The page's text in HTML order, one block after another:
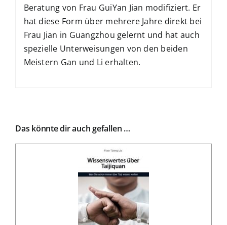
Beratung von Frau GuiYan Jian modifiziert. Er
hat diese Form über mehrere Jahre direkt bei
Frau Jian in Guangzhou gelernt und hat auch
spezielle Unterweisungen von den beiden
Meistern Gan und Li erhalten.
Das könnte dir auch gefallen …